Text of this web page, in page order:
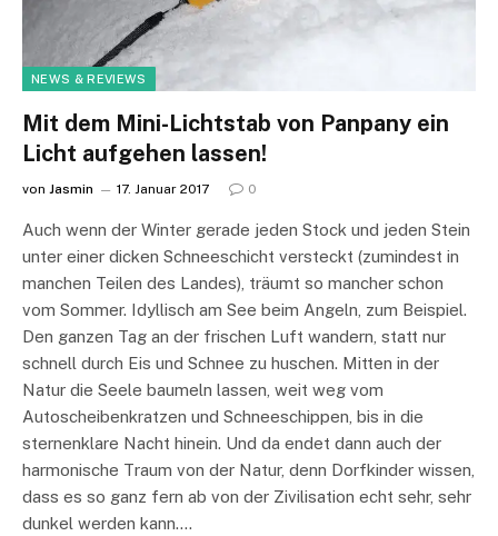
NEWS & REVIEWS
Mit dem Mini-Lichtstab von Panpany ein
Licht aufgehen lassen!
von Jasmin 17. Januar 2017 0
Auch wenn der Winter gerade jeden Stock und jeden Stein
unter einer dicken Schneeschicht versteckt (zumindest in
manchen Teilen des Landes), träumt so mancher schon
vom Sommer. Idyllisch am See beim Angeln, zum Beispiel.
Den ganzen Tag an der frischen Luft wandern, statt nur
schnell durch Eis und Schnee zu huschen. Mitten in der
Natur die Seele baumeln lassen, weit weg vom
Autoscheibenkratzen und Schneeschippen, bis in die
sternenklare Nacht hinein. Und da endet dann auch der
harmonische Traum von der Natur, denn Dorfkinder wissen,
dass es so ganz fern ab von der Zivilisation echt sehr, sehr
dunkel werden kann.…